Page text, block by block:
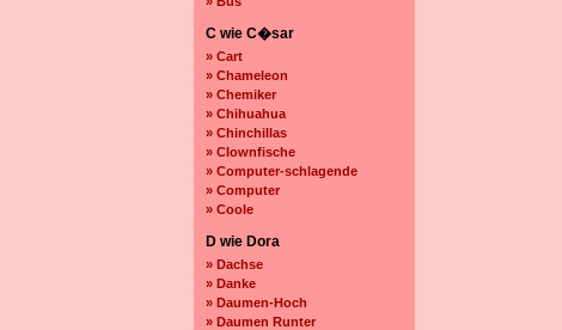
C wie C�sar
» Cart
» Chameleon
» Chemiker
» Chihuahua
» Chinchillas
» Clownfische
» Computer-schlagende
» Computer
» Coole
D wie Dora
» Dachse
» Danke
» Daumen-Hoch
» Daumen Runter